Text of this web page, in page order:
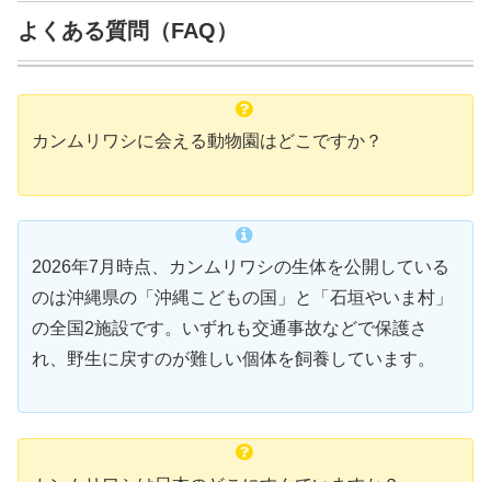
よくある質問（FAQ）
カンムリワシに会える動物園はどこですか？
2026年7月時点、カンムリワシの生体を公開している
のは沖縄県の「沖縄こどもの国」と「石垣やいま村」
の全国2施設です。いずれも交通事故などで保護さ
れ、野生に戻すのが難しい個体を飼養しています。